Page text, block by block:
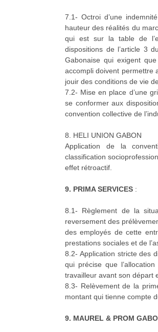
7.1- Octroi d’une
hauteur des réalités du
qui est sur la table de
dispositions de l’article 3
Gabonaise qui exigent
accompli doivent permettre
jouir des conditions de vie
7.2- Mise en place d’une
se conformer aux
convention collective de
8. HELI UNION GABON
Application de la
classification
effet rétroactif.
9. PRIMA SERVICES :
8.1- Règlement de la
reversement des
des employés de cette
prestations sociales et de
8.2- Application stricte des
qui précise que
travailleur avant son départ
8.3- Relèvement de la
montant qui tienne compte
9. MAUREL & PROM